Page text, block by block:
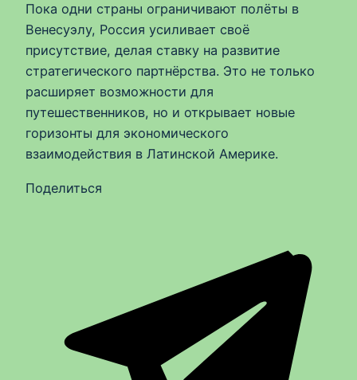
Пока одни страны ограничивают полёты в
Венесуэлу, Россия усиливает своё
присутствие, делая ставку на развитие
стратегического партнёрства. Это не только
расширяет возможности для
путешественников, но и открывает новые
горизонты для экономического
взаимодействия в Латинской Америке.
Поделиться